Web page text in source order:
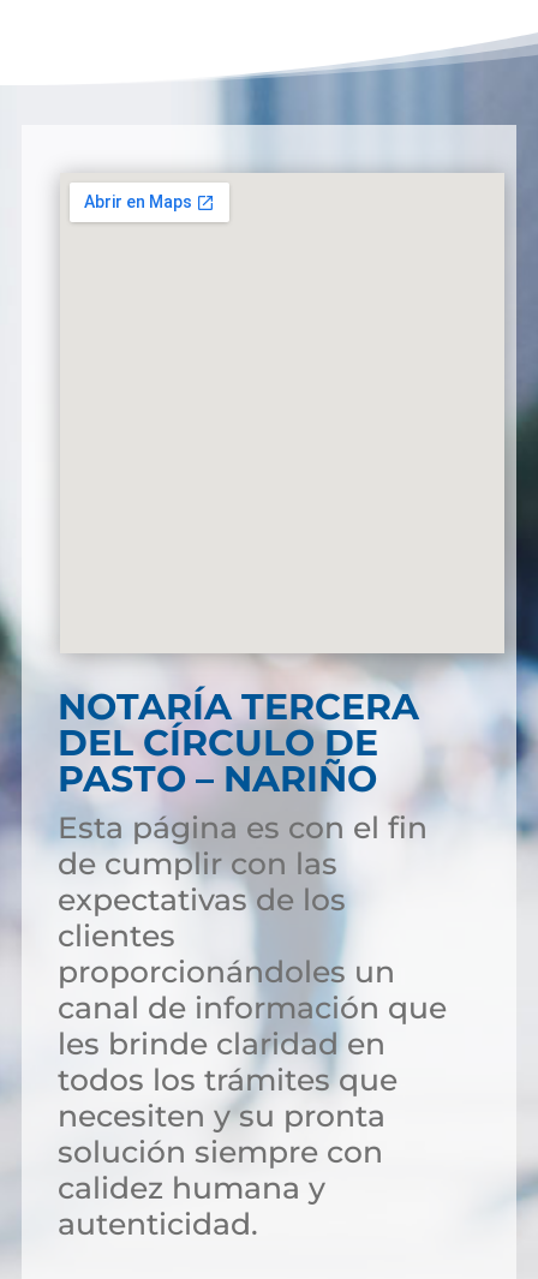
NOTARÍA TERCERA
DEL CÍRCULO DE
PASTO – NARIÑO
Esta página es con el fin
de cumplir con las
expectativas de los
clientes
proporcionándoles un
canal de información que
les brinde claridad en
todos los trámites que
necesiten y su pronta
solución siempre con
calidez humana y
autenticidad.